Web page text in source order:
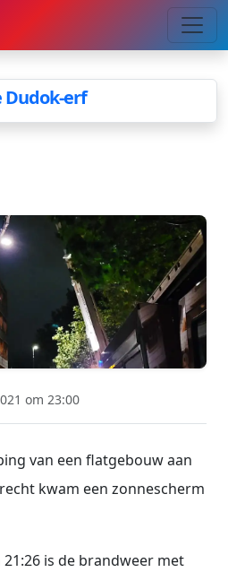
Dudok-erf
om 23:00
van een flatgebouw aan
kwam een zonnescherm
is de brandweer met